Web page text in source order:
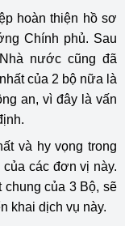
hoàn thiện hồ sơ
Chính phủ. Sau
nước cũng đã
của 2 bộ nữa là
an, vì đây là vấn
và hy vọng trong
các đơn vị này.
của 3 Bộ, sẽ
khai dịch vụ này.